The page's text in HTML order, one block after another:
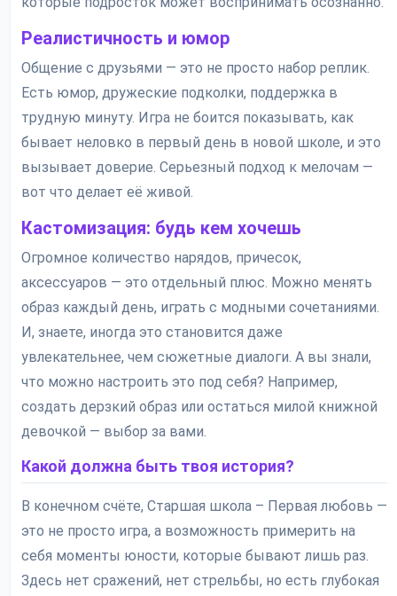
Реалистичность и юмор
Общение с друзьями — это не просто набор реплик.
Есть юмор, дружеские подколки, поддержка в
трудную минуту. Игра не боится показывать, как
бывает неловко в первый день в новой школе, и это
вызывает доверие. Серьезный подход к мелочам —
вот что делает её живой.
Кастомизация: будь кем хочешь
Огромное количество нарядов, причесок,
аксессуаров — это отдельный плюс. Можно менять
образ каждый день, играть с модными сочетаниями.
И, знаете, иногда это становится даже
увлекательнее, чем сюжетные диалоги. А вы знали,
что можно настроить это под себя? Например,
создать дерзкий образ или остаться милой книжной
девочкой — выбор за вами.
Какой должна быть твоя история?
В конечном счёте, Старшая школа – Первая любовь —
это не просто игра, а возможность примерить на
себя моменты юности, которые бывают лишь раз.
Здесь нет сражений, нет стрельбы, но есть глубокая